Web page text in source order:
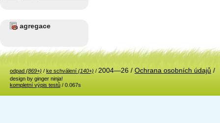
agregace
odpad (869+) / ke schválení (140+) / 2004—26 / Ochrana osobních údajů /
design by ginger ninja!
kompletní výpis testů / 0.067s